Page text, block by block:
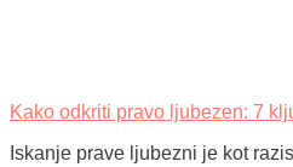
Kako odkriti pravo ljubezen: 7
Iskanje prave ljubezni je kot